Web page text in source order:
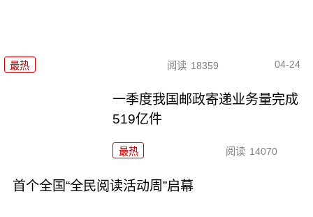
最热 阅读 18359 04-24
一季度我国邮政寄递业务量完成
519亿件
最热 阅读 14070
首个全国“全民阅读活动周”启幕